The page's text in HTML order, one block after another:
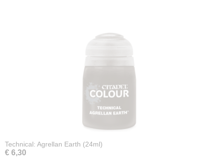
Technical: Agrellan Earth (24ml)
€ 6,30